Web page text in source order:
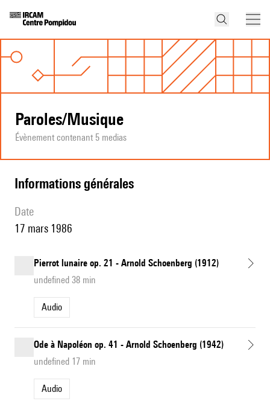
Paroles/Musique
Évènement contenant 5 medias
informations générales
date
17 mars 1986
Pierrot lunaire op. 21 - Arnold Schoenberg (1912)
undefined 38 min
Audio
Ode à Napoléon op. 41 - Arnold Schoenberg (1942)
undefined 17 min
Audio